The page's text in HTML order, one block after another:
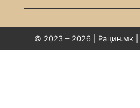
© 2023 – 2026 | Рацин.мк |